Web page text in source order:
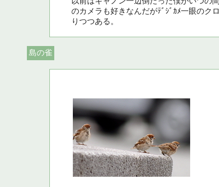
のカメラも好きなんだがﾃﾞｼﾞｶﾒ一眼のク
りつつある。
島の雀